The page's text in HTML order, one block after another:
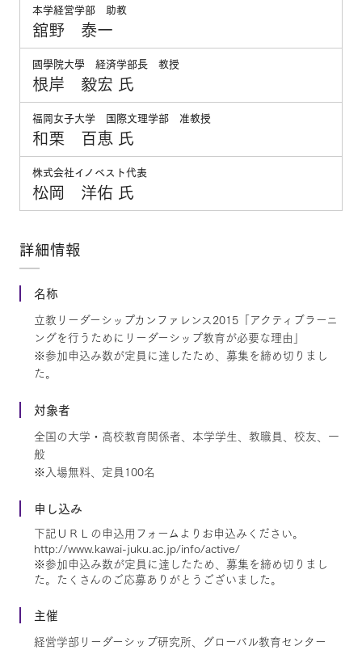
本学経営学部 助教
舘野 泰一
國學院大學 経済学部長 教授
根岸 毅宏 氏
福岡女子大学 国際文理学部 准教授
和栗 百恵 氏
株式会社イノベスト代表
松岡 洋佑 氏
詳細情報
名称
立教リーダーシップカンファレンス2015「アクティブラーニ
ングを行うためにリーダーシップ教育が必要な理由」
※参加申込み数が定員に達したため、募集を締め切りまし
た。
対象者
全国の大学・高校教育関係者、本学学生、教職員、校友、一
般
※入場無料、定員100名
申し込み
下記ＵＲＬの申込用フォームよりお申込みください。
http://www.kawai-juku.ac.jp/info/active/
※参加申込み数が定員に達したため、募集を締め切りまし
た。たくさんのご応募ありがとうございました。
主催
経営学部リーダーシップ研究所、グローバル教育センター